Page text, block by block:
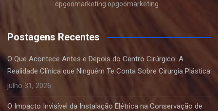
opgoomarketing opgoomarketing
Postagens Recentes
O Que Acontece Antes e Depois do Centro Cirúrgico: A
Realidade Clínica que Ninguém Te Conta Sobre Cirurgia Plástica
julho 31, 2026
O Impacto Invisível da Instalação Elétrica na Conservação de